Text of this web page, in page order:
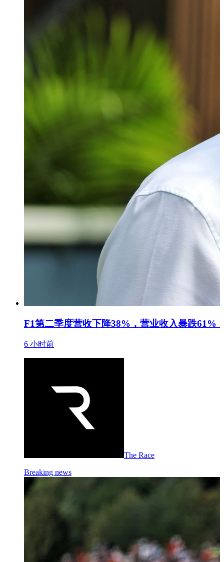
F1第二季度营收下降38%，营业收入暴跌61%
6 小时前
The Race
Breaking news